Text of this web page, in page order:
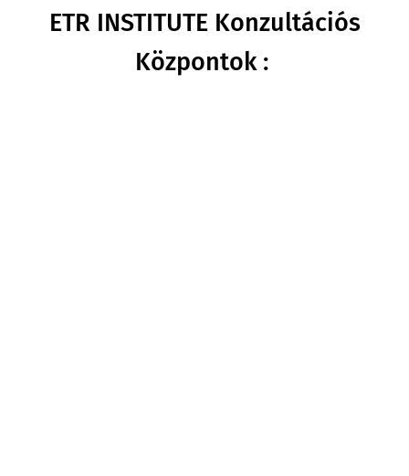
ETR INSTITUTE Konzultációs
Központok :